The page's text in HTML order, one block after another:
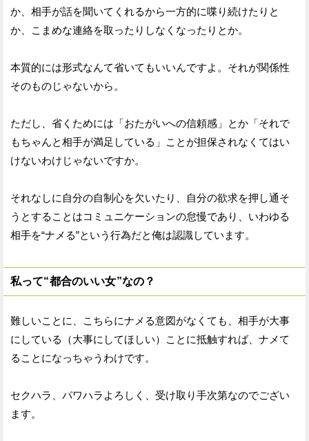
か、相手が話を聞いてくれるから一方的に喋り続けたりと
か、こまめな連絡を取ったりしなくなったりとか。
本質的には形式なんて省いてもいいんですよ。それが関係性
そのものじゃないから。
ただし、省くためには「おたがいへの信頼感」とか「それで
もちゃんと相手が満足している」ことが担保されなくてはい
けないわけじゃないですか。
それなしに自分の自制心を欠いたり、自分の欲求を押し通そ
うとすることはコミュニケーションの怠慢であり、いわゆる
相手を“ナメる”という行為だと俺は認識しています。
私って“都合のいい女”なの？
難しいことに、こちらにナメる意図がなくても、相手が大事
にしている（大事にしてほしい）ことに抵触すれば、ナメて
ることになっちゃうわけです。
セクハラ、パワハラよろしく、受け取り手次第なのでござい
ます。